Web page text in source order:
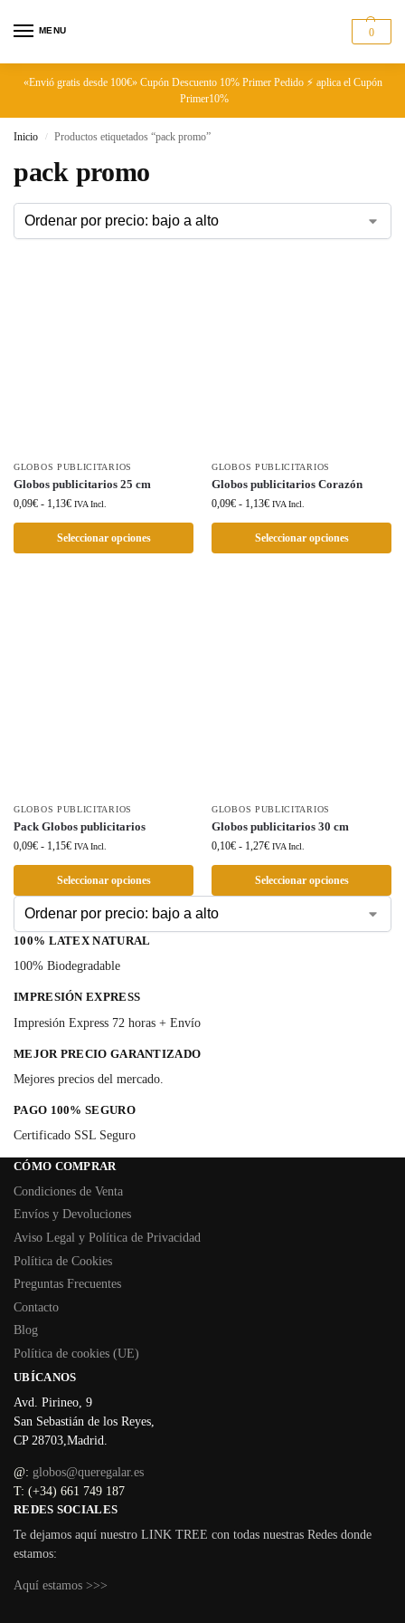
MENU 0
«Envió gratis desde 100€» Cupón Descuento 10% Primer Pedido ⚡ aplica el Cupón
Primer10%
Inicio / Productos etiquetados “pack promo”
pack promo
GLOBOS PUBLICITARIOS
Globos publicitarios 25 cm
0,09€ - 1,13€ IVA Incl.
Seleccionar opciones
GLOBOS PUBLICITARIOS
Globos publicitarios Corazón
0,09€ - 1,13€ IVA Incl.
Seleccionar opciones
GLOBOS PUBLICITARIOS
Pack Globos publicitarios
0,09€ - 1,15€ IVA Incl.
Seleccionar opciones
GLOBOS PUBLICITARIOS
Globos publicitarios 30 cm
0,10€ - 1,27€ IVA Incl.
Seleccionar opciones
100% LATEX NATURAL
100% Biodegradable
IMPRESIÓN EXPRESS
Impresión Express 72 horas + Envío
MEJOR PRECIO GARANTIZADO
Mejores precios del mercado.
PAGO 100% SEGURO
Certificado SSL Seguro
CÓMO COMPRAR
Condiciones de Venta
Envíos y Devoluciones
Aviso Legal y Política de Privacidad
Política de Cookies
Preguntas Frecuentes
Contacto
Blog
Política de cookies (UE)
UBÍCANOS
Avd. Pirineo, 9
San Sebastián de los Reyes,
CP 28703,Madrid.
@: globos@queregalar.es
T: (+34) 661 749 187
REDES SOCIALES
Te dejamos aquí nuestro LINK TREE con todas nuestras Redes donde
estamos:
Aquí estamos >>>